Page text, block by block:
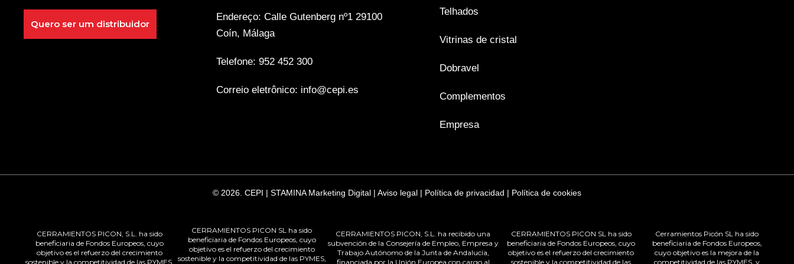
Quero ser um distribuidor
Endereço: Calle Gutenberg nº1 29100
Coín, Málaga
Telefone: 952 452 300
Correio eletrônico: info@cepi.es
Telhados
Vitrinas de cristal
Dobravel
Complementos
Empresa
CERRAMIENTOS PICON, S.L. ha sido
beneficiaria de Fondos Europeos, cuyo
objetivo es el refuerzo del crecimiento
sostenible y la competitividad de las PYMES,
CERRAMIENTOS PICON SL ha sido
beneficiaria de Fondos Europeos, cuyo
objetivo es el refuerzo del crecimiento
sostenible y la competitividad de las PYMES,
CERRAMIENTOS PICON, S.L. ha recibido una
subvención de la Consejería de Empleo, Empresa y
Trabajo Autónomo de la Junta de Andalucía,
financiada por la Unión Europea con cargo al
CERRAMIENTOS PICON SL ha sido
beneficiaria de Fondos Europeos, cuyo
objetivo es el refuerzo del crecimiento
sostenible y la competitividad de las
Cerramientos Picón SL ha sido
beneficiaria de Fondos Europeos,
cuyo objetivo es la mejora de la
competitividad de las PYMES, y
© 2026. CEPI | STAMINA Marketing Digital | Aviso legal | Política de privacidad | Política de cookies